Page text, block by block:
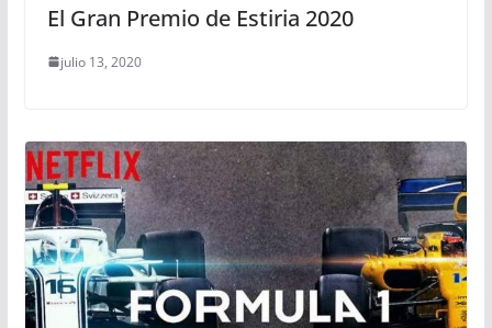
El Gran Premio de Estiria 2020
julio 13, 2020